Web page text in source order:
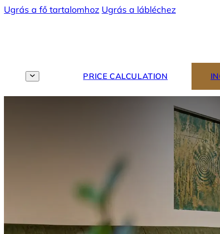
Ugrás a fő tartalomhoz Ugrás a lábléchez
PRICE CALCULATION